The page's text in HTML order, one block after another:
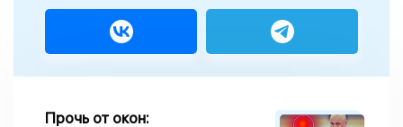
Прочь от окон: